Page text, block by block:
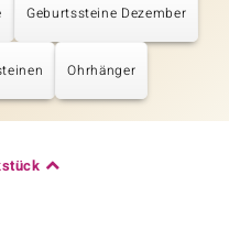
Geburtssteine Dezember
Ohrhänger